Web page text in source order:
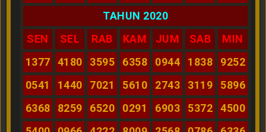
TAHUN 2020
SEN
SEL RAB KAM JUM SAB
MIN
1377
4180 3595 6358 0944 1838
9252
0541
1440 7021 5610 2743 3119
5896
6368
8259 6520 0291 6903 5372
4500